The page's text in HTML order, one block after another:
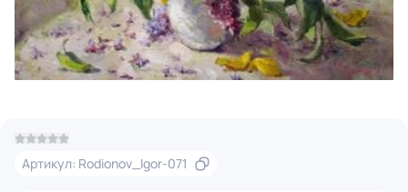
Артикул: Rodionov_Igor-071